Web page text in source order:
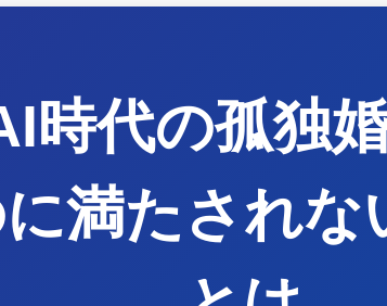
時代の孤独婚
満たされな